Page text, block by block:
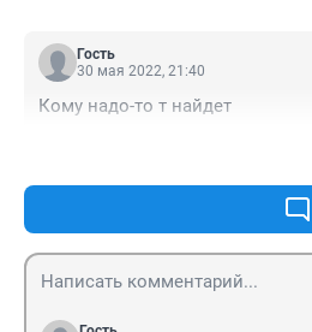
Гость
30 мая 2022, 21:40
Кому надо-то т найдет